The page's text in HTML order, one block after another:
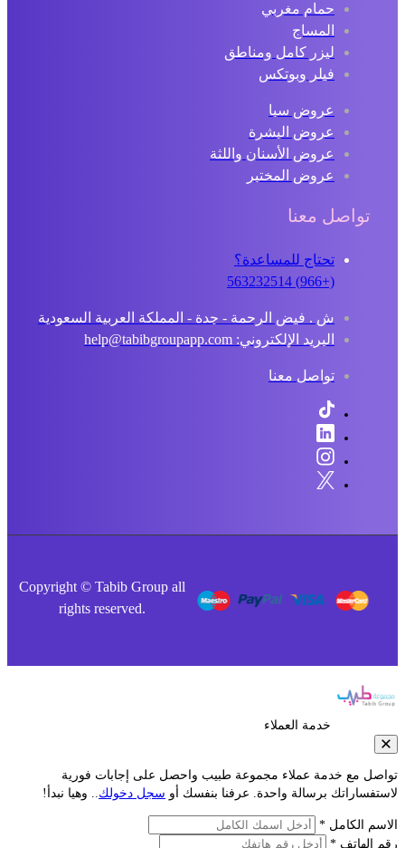
حمام مغربي
المساج
ليزر كامل ومناطق
فيلر وبوتكس
عروض سبا
عروض البشرة
عروض الأسنان واللثة
عروض المختبر
تواصل معنا
تحتاج للمساعدة؟
ش . فيض الرحمة - جدة - المملكة العربية السعودية
البريد الإلكتروني: help@tabibgroupapp.com
تواصل معنا
Copyright © Tabib Group all
rights reserved.
خدمة العملاء
مع خدمة عملاء مجموعة طبيب واحصل على إجابات فورية
برسالة واحدة. عرفنا بنفسك أوسجل دخولك.. وهيا نبدأ!
الكامل *
الهاتف *